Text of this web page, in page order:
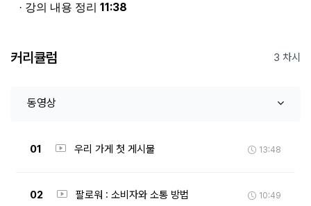
· 강의 내용 정리 11:38
커리큘럼 3 차시
동영상
01 우리 가게 첫 게시물 13:48
02 팔로워 : 소비자와 소통 방법 10:49